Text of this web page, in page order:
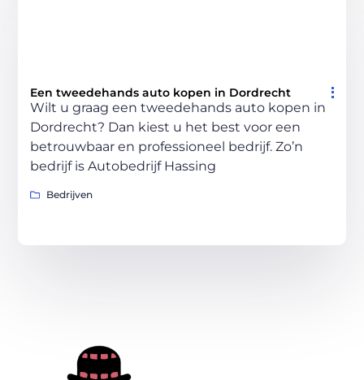
Een tweedehands auto kopen in Dordrecht
Wilt u graag een tweedehands auto kopen in
Dordrecht? Dan kiest u het best voor een
betrouwbaar en professioneel bedrijf. Zo’n
bedrijf is Autobedrijf Hassing
Bedrijven